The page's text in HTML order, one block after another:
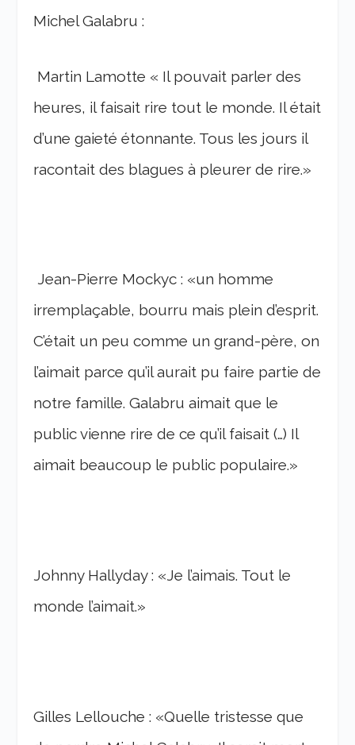
Michel Galabru :
Martin Lamotte « Il pouvait parler des
heures, il faisait rire tout le monde. Il était
d’une gaieté éton­nante. Tous les jours il
racon­tait des blagues à pleu­rer de rire.»
Jean-Pierre Mockyc : «un homme
irremplaçable, bourru mais plein d’esprit.
C’était un peu comme un grand-père, on
l’ai­mait parce qu’il aurait pu faire partie de
notre famille. Gala­bru aimait que le
public vienne rire de ce qu’il faisait (…) Il
aimait beau­coup le public popu­laire.»
Johnny Hallyday : «Je l’ai­mais. Tout le
monde l’ai­mait.»
Gilles Lellouche : «Quelle tris­tesse que